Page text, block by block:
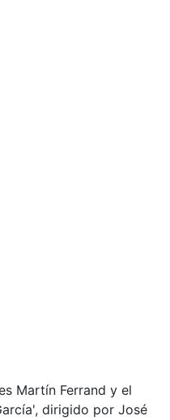
Martín Ferrand y el
dirigido por José